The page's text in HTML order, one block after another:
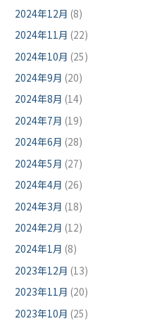
2024年12月 (8)
2024年11月 (22)
2024年10月 (25)
2024年9月 (20)
2024年8月 (14)
2024年7月 (19)
2024年6月 (28)
2024年5月 (27)
2024年4月 (26)
2024年3月 (18)
2024年2月 (12)
2024年1月 (8)
2023年12月 (13)
2023年11月 (20)
2023年10月 (25)